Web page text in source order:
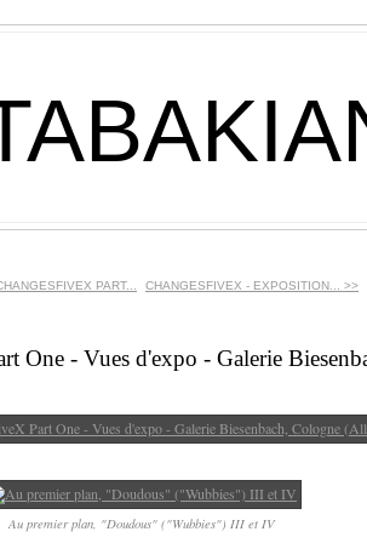
PART... CHANGESFIVEX - EXPOSITION... >>
One - Vues d'expo - Galerie
Au premier plan, "Doudous" ("Wubbies") III et IV